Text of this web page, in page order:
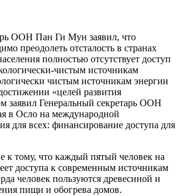
ООН Пан Ги Мун заявил, что
преодолеть отсталость в странах
полностью отсутствует доступ
чистым источникам
чистым источникам энергии
«целей развития
заявил Генеральный секретарь ООН
в Осло на международной
для всех: финансирование доступа для
к тому, что каждый пятый человек на
доступа к современным источникам
человек пользуются древесиной и
пищи и обогрева домов.